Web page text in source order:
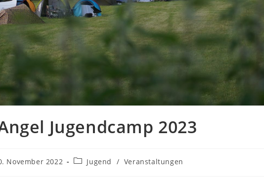
Jugendcamp 2023
November 2022
Beitrags-
Jugend / Veranstaltungen